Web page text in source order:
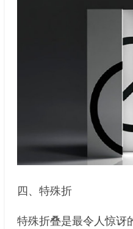
四、特殊折
特殊折叠是最令人惊讶